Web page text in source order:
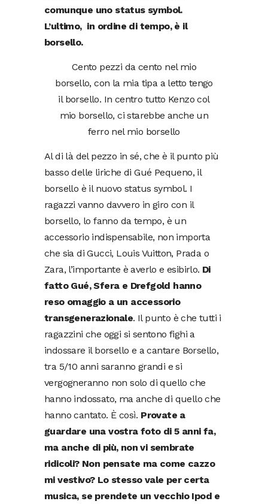
comunque uno status symbol.
L’ultimo, in ordine di tempo, è il
borsello.
Cento pezzi da cento nel mio
borsello, con la mia tipa a letto tengo
il borsello. In centro tutto Kenzo col
mio borsello, ci starebbe anche un
ferro nel mio borsello
Al di là del pezzo in sé, che è il punto più
basso delle liriche di Gué Pequeno, il
borsello è il nuovo status symbol. I
ragazzi vanno davvero in giro con il
borsello, lo fanno da tempo, è un
accessorio indispensabile, non importa
che sia di Gucci, Louis Vuitton, Prada o
Zara, l’importante è averlo e esibirlo. Di
fatto Gué, Sfera e Drefgold hanno
reso omaggio a un accessorio
transgenerazionale. Il punto è che tutti i
ragazzini che oggi si sentono fighi a
indossare il borsello e a cantare Borsello,
tra 5/10 anni saranno grandi e si
vergogneranno non solo di quello che
hanno indossato, ma anche di quello che
hanno cantato. È così. Provate a
guardare una vostra foto di 5 anni fa,
ma anche di più, non vi sembrate
ridicoli? Non pensate ma come cazzo
mi vestivo? Lo stesso vale per certa
musica, se prendete un vecchio Ipod e